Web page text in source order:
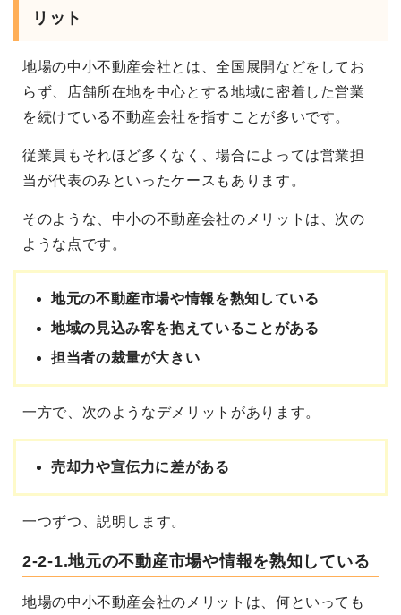
リット
地場の中小不動産会社とは、全国展開などをしてお
らず、店舗所在地を中心とする地域に密着した営業
を続けている不動産会社を指すことが多いです。
従業員もそれほど多くなく、場合によっては営業担
当が代表のみといったケースもあります。
そのような、中小の不動産会社のメリットは、次の
ような点です。
地元の不動産市場や情報を熟知している
地域の見込み客を抱えていることがある
担当者の裁量が大きい
一方で、次のようなデメリットがあります。
売却力や宣伝力に差がある
一つずつ、説明します。
2-2-1.地元の不動産市場や情報を熟知している
地場の中小不動産会社のメリットは、何といっても